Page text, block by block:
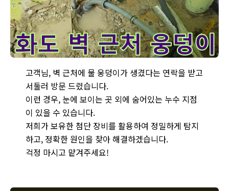
고객님, 벽 근처에 물 웅덩이가 생겼다는 연락을 받고
서둘러 방문 드렸습니다.
이런 경우, 눈에 보이는 곳 외에 숨어있는 누수 지점
이 있을 수 있습니다.
저희가 보유한 첨단 장비를 활용하여 정밀하게 탐지
하고, 정확한 원인을 찾아 해결하겠습니다.
걱정 마시고 맡겨주세요!